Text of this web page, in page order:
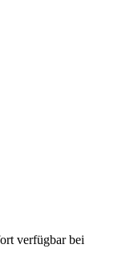
verfügbar bei